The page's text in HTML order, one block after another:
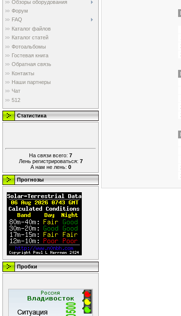
Обзоры оборудования
Форум
FAQ
Каталог файлов
Каталог статей
Фотоальбомы
Гостевая книга
Обратная связь
Контакты
Наши партнеры
Чат
512
Статистика
На связи всего: 7
Лень регистрироваться: 7
А нам не лень: 0
Прогнозы
Пробки